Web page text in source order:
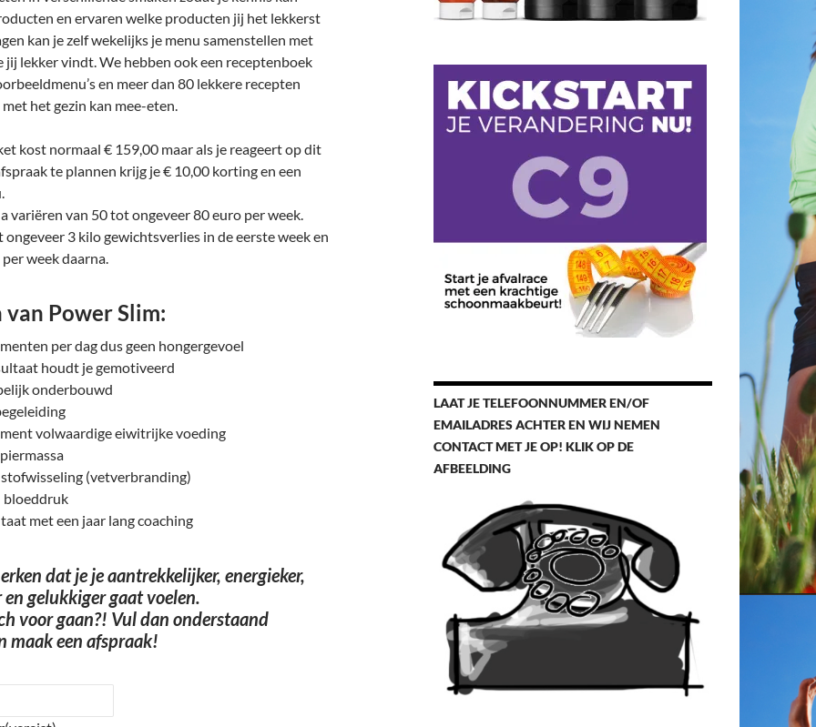
en ervaren welke producten jij het lekkerst
kan je zelf wekelijks je menu samenstellen met
jij lekker vindt. We hebben ook een receptenboek
en meer dan 80 lekkere recepten
het gezin kan mee-eten.
kost normaal € 159,00 maar als je reageert op dit
te plannen krijg je € 10,00 korting en een
variëren van 50 tot ongeveer 80 euro per week.
3 kilo gewichtsverlies in de eerste week en
week daarna.
Power Slim:
per dag dus geen hongergevoel
houdt je gemotiveerd
onderbouwd
volwaardige eiwitrijke voeding
(vetverbranding)
bloeddruk
met een jaar lang coaching
dat je je aantrekkelijker, energieker,
gelukkiger gaat voelen.
voor gaan?! Vul dan onderstaand
maak een afspraak!
LAAT JE TELEFOONNUMMER EN/OF
EMAILADRES ACHTER EN WIJ NEMEN
CONTACT MET JE OP! KLIK OP DE
AFBEELDING